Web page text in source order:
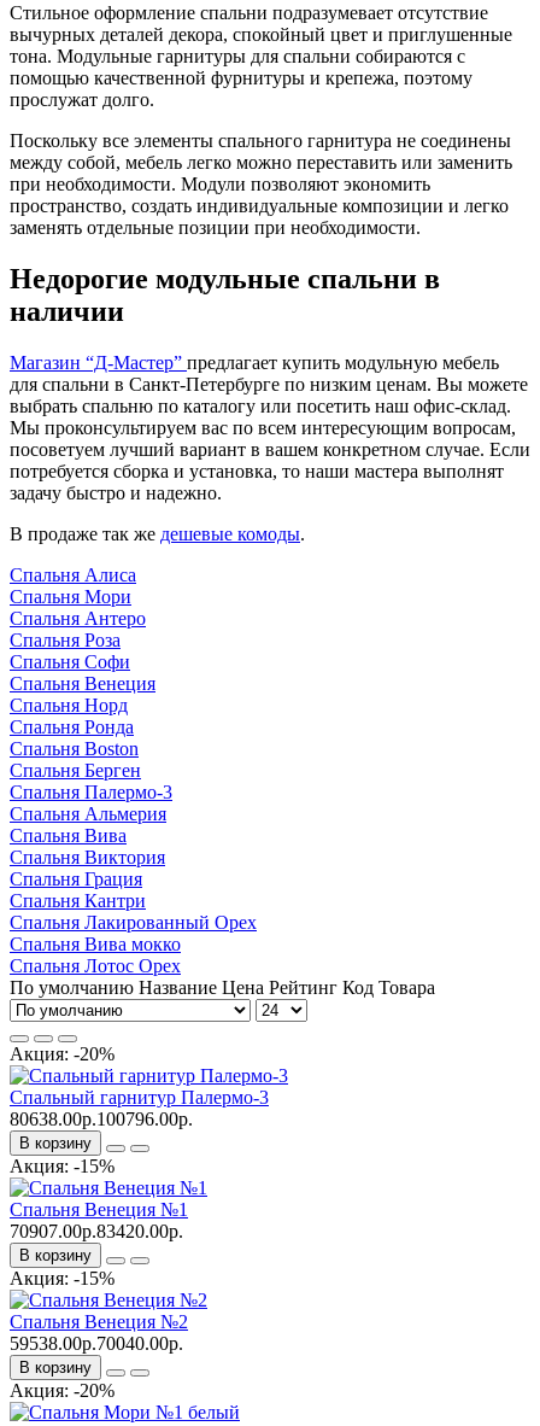
Стильное оформление спальни подразумевает отсутствие
вычурных деталей декора, спокойный цвет и приглушенные
тона. Модульные гарнитуры для спальни собираются с
помощью качественной фурнитуры и крепежа, поэтому
прослужат долго.
Поскольку все элементы спального гарнитура не соединены
между собой, мебель легко можно переставить или заменить
при необходимости. Модули позволяют экономить
пространство, создать индивидуальные композиции и легко
заменять отдельные позиции при необходимости.
Недорогие модульные спальни в
наличии
Магазин “Д-Мастер” предлагает купить модульную мебель
для спальни в Санкт-Петербурге по низким ценам. Вы можете
выбрать спальню по каталогу или посетить наш офис-склад.
Мы проконсультируем вас по всем интересующим вопросам,
посоветуем лучший вариант в вашем конкретном случае. Если
потребуется сборка и установка, то наши мастера выполнят
задачу быстро и надежно.
В продаже так же дешевые комоды.
Спальня Алиса
Спальня Мори
Спальня Антеро
Спальня Роза
Спальня Софи
Спальня Венеция
Спальня Норд
Спальня Ронда
Спальня Boston
Спальня Берген
Спальня Палермо-3
Спальня Альмерия
Спальня Вива
Спальня Виктория
Спальня Грация
Спальня Кантри
Спальня Лакированный Орех
Спальня Вива мокко
Спальня Лотос Орех
По умолчанию Название Цена Рейтинг Код Товара
Акция: -20%
Спальный гарнитур Палермо-3
80638.00р.100796.00р.
В корзину
Акция: -15%
Спальня Венеция №1
70907.00р.83420.00р.
В корзину
Акция: -15%
Спальня Венеция №2
59538.00р.70040.00р.
В корзину
Акция: -20%